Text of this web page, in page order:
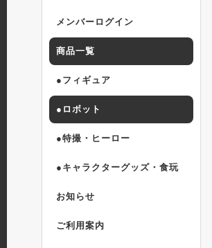
メンバーログイン
商品一覧
●フィギュア
●ロボット
●特撮・ヒーロー
●キャラクターグッズ・食玩
お知らせ
ご利用案内